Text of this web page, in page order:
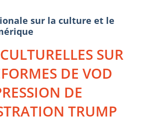
sur la culture et le
SUR
DE VOD
DE
TRUMP